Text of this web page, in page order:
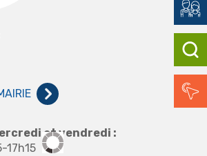
et vendredi :
17h15